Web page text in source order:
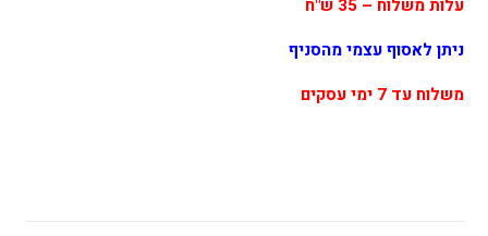
עלות משלוח – 35 ש"ח
ניתן לאסוף עצמי מהסניף
משלוח עד 7 ימי עסקים